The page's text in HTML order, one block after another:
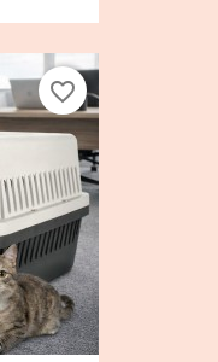
favorite_border